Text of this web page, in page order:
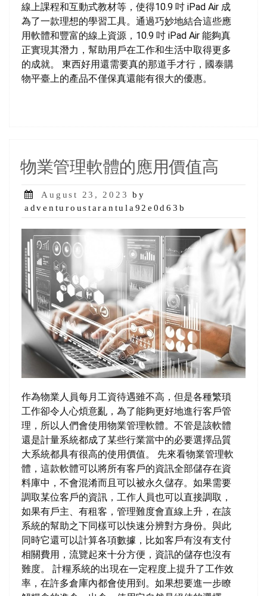
線上課程和互動式教材等，使得10.9 吋 iPad Air 成
為了一款理想的學習工具。通過巧妙地結合這些應
用軟體和豐富的線上資源，10.9 吋 iPad Air 能夠真
正實現其潛力，幫助用戶在工作和生活中取得更多
的成就。 東西好用還需要真的那道手才行，國泰購
物平臺上的產品不僅保真還能有很大的優惠。
物業管理軟體的應用價值高
Posted
on
August 23, 2023
by
adventuroustarantula92e0d63b
作為物業人員每月工資待遇雖不高，但是各種繁瑣
工作卻令人心煩意亂，為了能夠更好地進行客戶管
理，所以人們會使用物業管理軟體。不管是該軟體
還是計量系統都成了某些行業當中的必要選擇品質
大系統都具有很高的使用價值。 先來看物業管理軟
體，這款軟體可以將所有客戶的資訊全部儲存在資
料庫中，不會混淆而且可以被永久儲存。如果需要
調取某位客戶的資訊，工作人員也可以直接調取，
如果有戶主、有租客，管理難度會直線上升，在該
系統的幫助之下同樣可以快速分辨對方身份。與此
同時它還可以計算各項數據，比如客戶有沒有支付
相關費用，流覽起來十分方便，資訊的儲存也沒有
難度。 計糧系統的出現在一定程度上提升了工作效
率，在許多倉庫內都會使用到。如果想要進一步瞭